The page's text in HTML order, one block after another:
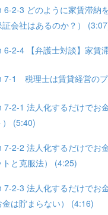
6-2-3 どのように家賃滞納
証会社はあるのか？）
6-2-4 【弁護士対談】家賃
7-1 税理士は賃貸経営の
7-2-1 法人化するだけでお
(5:40)
7-2-2 法人化するだけでお
と克服法） (4:25)
7-2-3 法人化するだけでお
は貯まらない） (4:16)